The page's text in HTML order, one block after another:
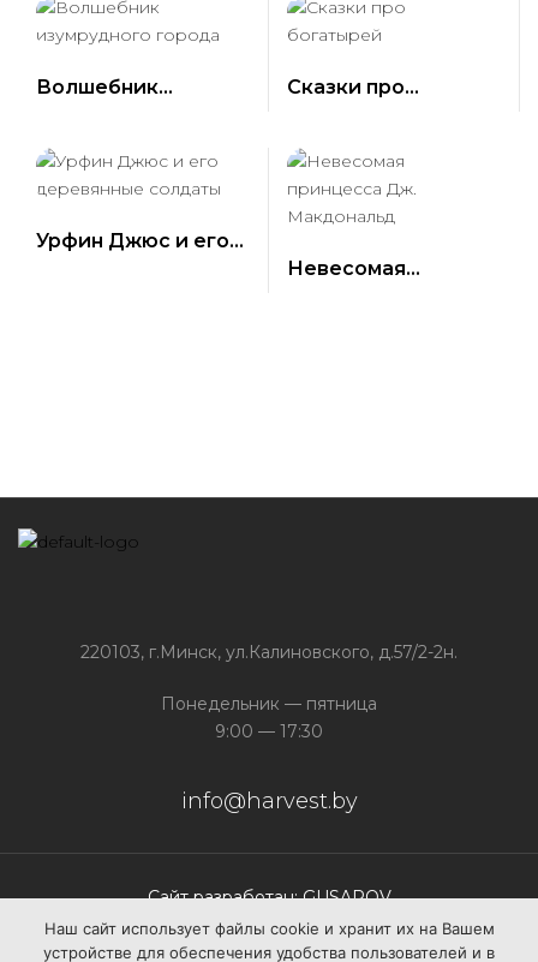
Волшебник
города
Сказки про
Урфин Джюс и его
Невесомая
Наш сайт использует файлы сооkіе и хранит их на Вашем
устройстве для обеспечения удобства пользователей и в
220103, г.Минск, ул.Калиновского, д.57/2-2н.
Понедельник — пятница
9:00 — 17:30
info@harvest.by
Сайт разработан: GUSAROV